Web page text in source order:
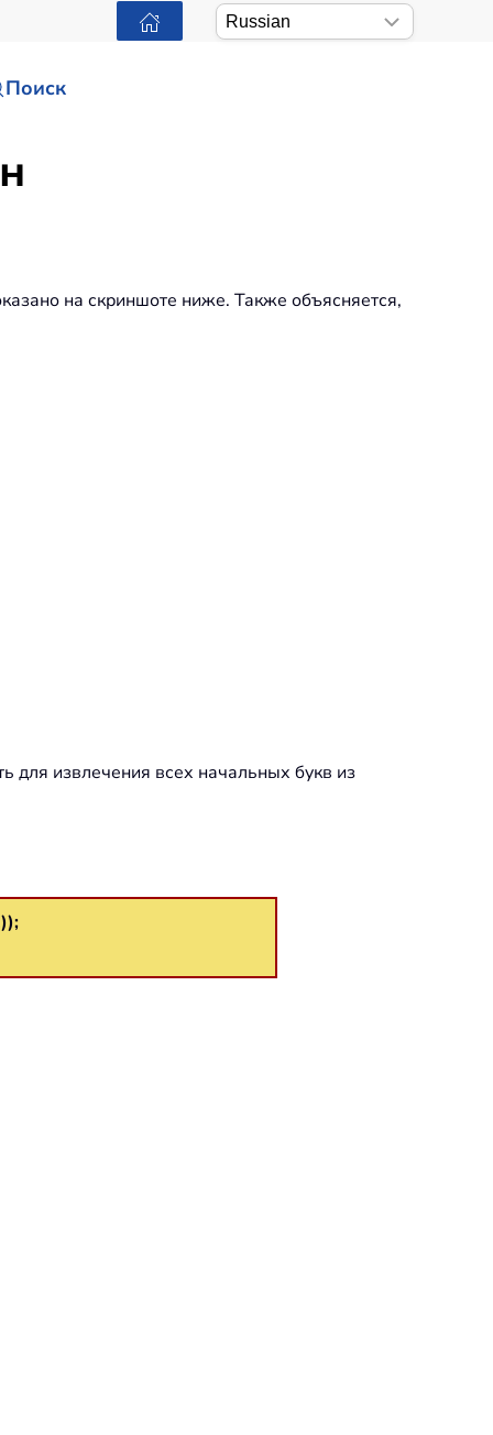
Поиск
на скриншоте ниже. Также объясняется,
для извлечения всех начальных букв из